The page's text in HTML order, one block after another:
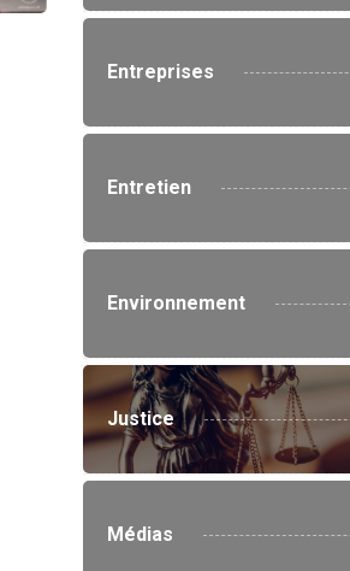
une batterie de réformes...
Entreprises
Entretien
Environnement
Justice
Médias